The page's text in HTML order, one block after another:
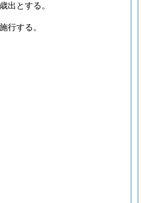
出とする。
行する。